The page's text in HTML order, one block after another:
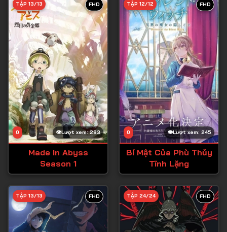
FHD
Lượt xem: 283
0
TẬP 13/13
Made In Abyss
Season 1
FHD
Lượt xem: 245
0
TẬP 12/12
Bí Mật Của Phù Thủy
Tĩnh Lặng
FHD
TẬP 13/13 FHD
TẬP 24/24